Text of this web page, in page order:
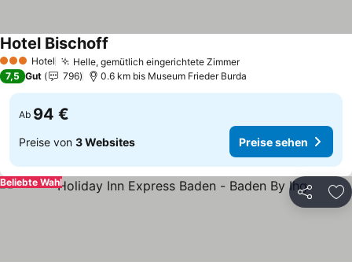
3 SterneHotel Helle, gemütlich eingerichtete ZimmerPreise sehen
Hotel Bischoff
7,5 Gut 796 0.6 km bis Museum Frieder Burda
Ab 94 €
Preise von 3 Websites Preise sehen
Teilen
Beliebte Wahl